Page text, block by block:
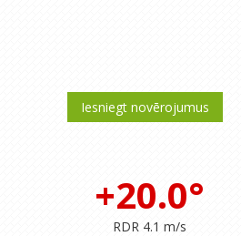
Iesniegt novērojumus
+20.0°
RDR 4.1 m/s